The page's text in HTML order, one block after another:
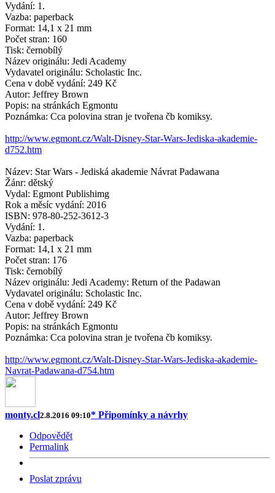
Vydání: 1.
Vazba: paperback
Format: 14,1 x 21 mm
Počet stran: 160
Tisk: černobílý
Název originálu: Jedi Academy
Vydavatel originálu: Scholastic Inc.
Cena v době vydání: 249 Kč
Autor: Jeffrey Brown
Popis: na stránkách Egmontu
Poznámka: Cca polovina stran je tvořena čb komiksy.
http://www.egmont.cz/Walt-Disney-Star-Wars-Jediska-akademie-
d752.htm
Název: Star Wars - Jediská akademie Návrat Padawana
Žánr: dětský
Vydal: Egmont Publishimg
Rok a měsíc vydání: 2016
ISBN: 978-80-252-3612-3
Vydání: 1.
Vazba: paperback
Format: 14,1 x 21 mm
Počet stran: 176
Tisk: černobílý
Název originálu: Jedi Academy: Return of the Padawan
Vydavatel originálu: Scholastic Inc.
Cena v době vydání: 249 Kč
Autor: Jeffrey Brown
Popis: na stránkách Egmontu
Poznámka: Cca polovina stran je tvořena čb komiksy.
http://www.egmont.cz/Walt-Disney-Star-Wars-Jediska-akademie-
Navrat-Padawana-d754.htm
monty.cl2.8.2016 09:10* Připomínky a návrhy
Odpovědět
Permalink
Poslat zprávu